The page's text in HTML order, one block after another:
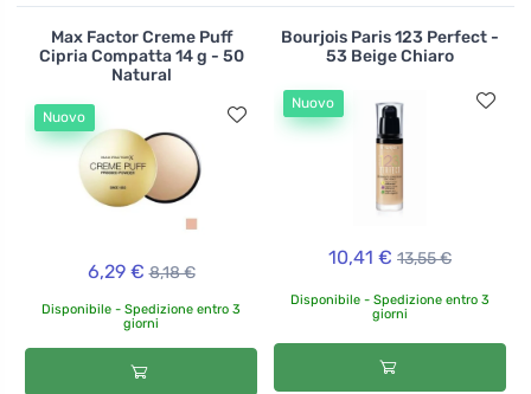
Max Factor Creme Puff
Cipria Compatta 14 g - 50
Natural
Nuovo
6,29 € 8,18 €
Disponibile - Spedizione entro 3
giorni
Bourjois Paris 123 Perfect -
53 Beige Chiaro
Nuovo
10,41 € 13,55 €
Disponibile - Spedizione entro 3
giorni